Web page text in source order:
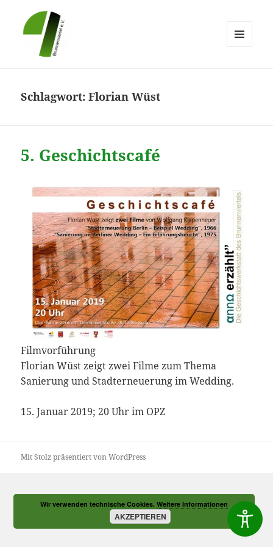
Schlagwort:Florian Wüst
5. Geschichtscafé
Filmvorführung
Florian Wüst zeigt zwei Filme zum Thema
Sanierung und Stadterneuerung im Wedding.
15. Januar 2019; 20 Uhr im OPZ
Mit Stolz präsentiert von WordPress
Wir verwenden technische Cookies.Weitere Informationen
AKZEPTIEREN